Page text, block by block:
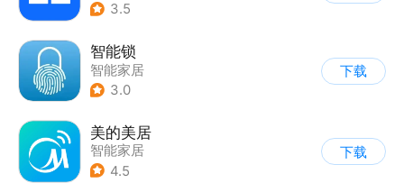
3.5
智能锁
智能家居
3.0
下载
美的美居
智能家居
4.5
下载